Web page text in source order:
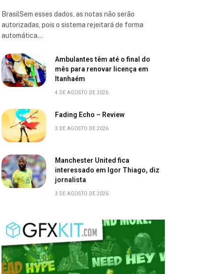
BrasilSem esses dados, as notas não serão
autorizadas, pois o sistema rejeitará de forma
automática…
Ambulantes têm até o final do
mês para renovar licença em
Itanhaém
4 DE AGOSTO DE 2026
Fading Echo – Review
3 DE AGOSTO DE 2026
Manchester United fica
interessado em Igor Thiago, diz
jornalista
3 DE AGOSTO DE 2026